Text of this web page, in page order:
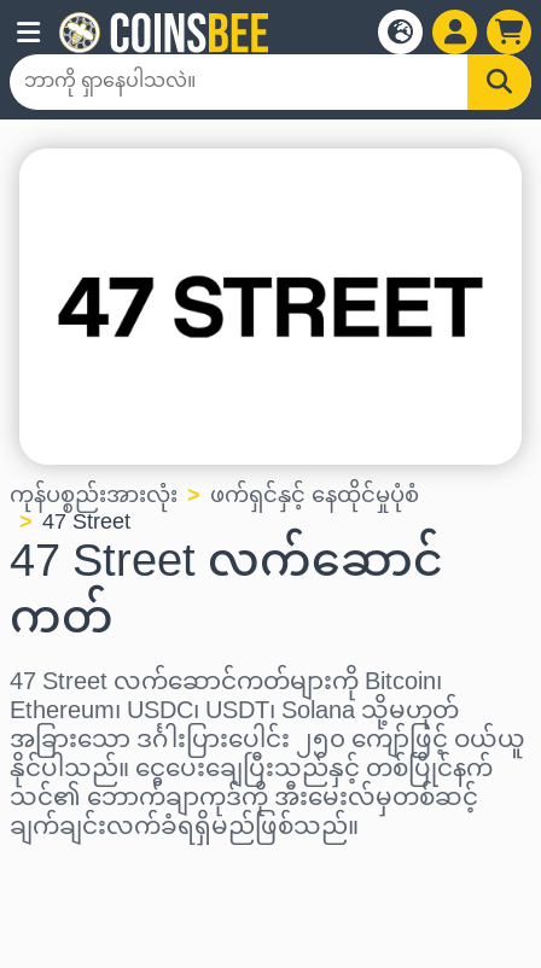
ကုန်ပစ္စည်းအားလုံး ဖက်ရှင်နှင့် နေထိုင်မှုပုံစံ
47 Street
47 Street လက်ဆောင်
ကတ်
47 Street လက်ဆောင်ကတ်များကို Bitcoin၊
Ethereum၊ USDC၊ USDT၊ Solana သို့မဟုတ်
အခြားသော ဒင်္ဂါးပြားပေါင်း ၂၅၀ ကျော်ဖြင့် ဝယ်ယူ
နိုင်ပါသည်။ ငွေပေးချေပြီးသည်နှင့် တစ်ပြိုင်နက်
သင်၏ ဘောက်ချာကုဒ်ကို အီးမေးလ်မှတစ်ဆင့်
ချက်ချင်းလက်ခံရရှိမည်ဖြစ်သည်။